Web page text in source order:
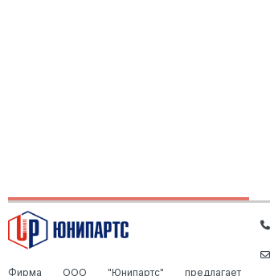
Фирма ООО "Юнипартс" предлагает